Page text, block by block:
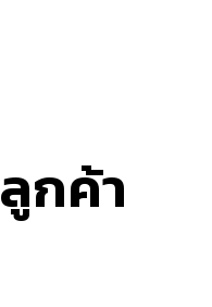
ลูกค้า